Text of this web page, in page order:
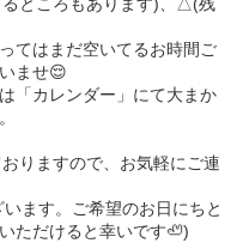
てはまだ空いてるお時間ご
ませ😌
「カレンダー」にて大まか
りますので、お気軽にご連
ます。ご希望のお日にちと
ただけると幸いです🦥)